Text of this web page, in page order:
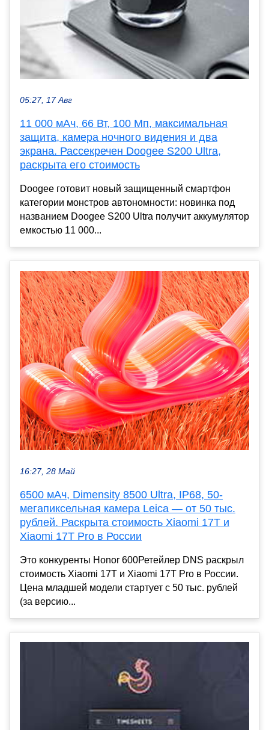
05:27, 17 Авг
11 000 мАч, 66 Вт, 100 Мп, максимальная
защита, камера ночного видения и два
экрана. Рассекречен Doogee S200 Ultra,
раскрыта его стоимость
Doogee готовит новый защищенный смартфон
категории монстров автономности: новинка под
названием Doogee S200 Ultra получит аккумулятор
емкостью 11 000...
16:27, 28 Май
6500 мАч, Dimensity 8500 Ultra, IP68, 50-
мегапиксельная камера Leica — от 50 тыс.
рублей. Раскрыта стоимость Xiaomi 17T и
Xiaomi 17T Pro в России
Это конкуренты Honor 600Ретейлер DNS раскрыл
стоимость Xiaomi 17T и Xiaomi 17T Pro в России.
Цена младшей модели стартует с 50 тыс. рублей
(за версию...